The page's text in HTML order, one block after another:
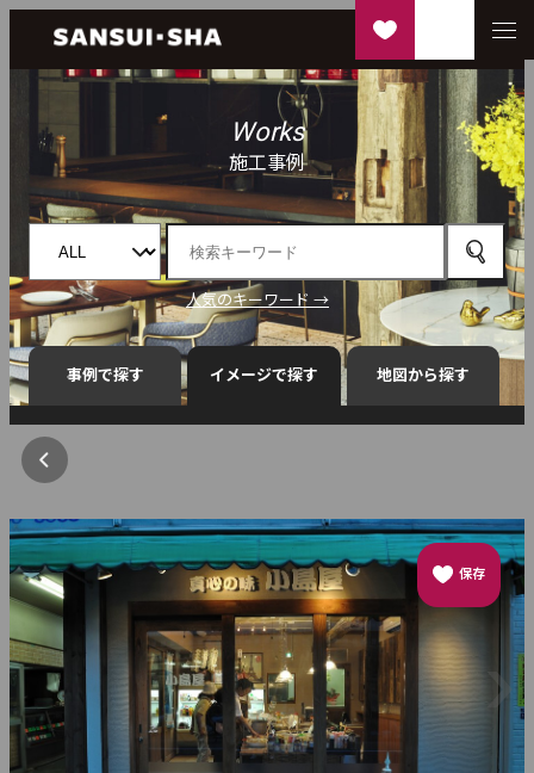
Works
施工事例
人気のキーワード →
事例で探す イメージで探す 地図から探す
保存